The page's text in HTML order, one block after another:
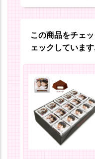
この商品をチェ
ェックしていま